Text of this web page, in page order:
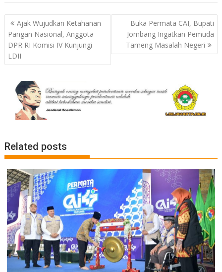
Post
navigation
Ajak Wujudkan Ketahanan
Pangan Nasional, Anggota
DPR RI Komisi IV Kunjungi
LDII
Buka Permata CAI, Bupati
Jombang Ingatkan Pemuda
Tameng Masalah Negeri
Related posts